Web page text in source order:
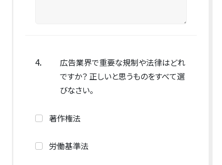
4.
広告業界で重要な規制や法律はどれ
ですか？ 正しいと思うものをすべて選
びなさい。
著作権法
労働基準法